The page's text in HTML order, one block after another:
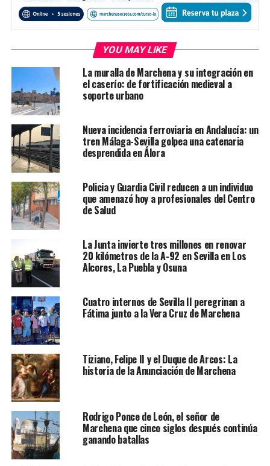
YOU MAY LIKE
La muralla de Marchena y su integración en
el caserío: de fortificación medieval a
soporte urbano
Nueva incidencia ferroviaria en Andalucía: un
tren Málaga-Sevilla golpea una catenaria
desprendida en Álora
Policia y Guardia Civil reducen a un individuo
que amenazó hoy a profesionales del Centro
de Salud
La Junta invierte tres millones en renovar
20 kilómetros de la A-92 en Sevilla en Los
Alcores, La Puebla y Osuna
Cuatro internos de Sevilla II peregrinan a
Fátima junto a la Vera Cruz de Marchena
Tiziano, Felipe II y el Duque de Arcos: La
historia de la Anunciación de Marchena
Rodrigo Ponce de León, el señor de
Marchena que cinco siglos después continúa
ganando batallas